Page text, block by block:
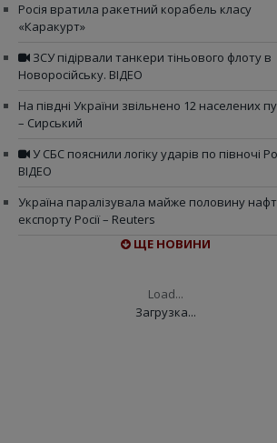
Росія вратила ракетний корабель класу
«Каракурт»
ЗСУ підірвали танкери тіньового флоту в
Новоросійську. ВІДЕО
На півдні України звільнено 12 населених
– Сирський
У СБС пояснили логіку ударів по півночі
ВІДЕО
Україна паралізувала майже половину
експорту Росії – Reuters
ЩЕ НОВИНИ
Load...
Загрузка...